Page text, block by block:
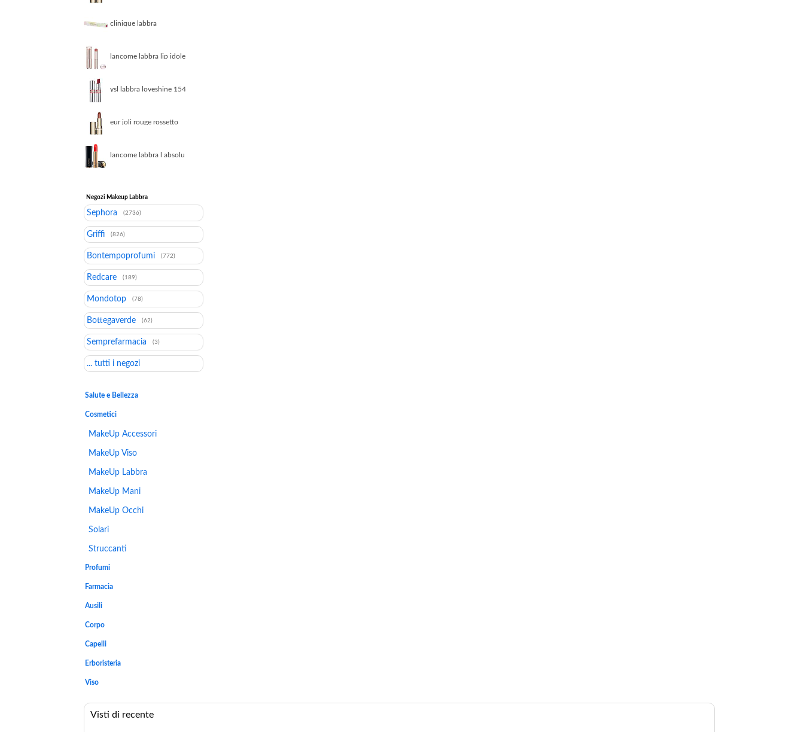
clinique labbra
lancome labbra lip idole
ysl labbra loveshine 154
eur joli rouge rossetto
lancome labbra l absolu
Negozi Makeup Labbra
Sephora (2736)
Griffi (826)
Bontempoprofumi (772)
Redcare (189)
Mondotop (78)
Bottegaverde (62)
Semprefarmacia (3)
... tutti i negozi
Salute e Bellezza
Cosmetici
MakeUp Accessori
MakeUp Viso
MakeUp Labbra
MakeUp Mani
MakeUp Occhi
Solari
Struccanti
Profumi
Farmacia
Ausili
Corpo
Capelli
Erboristeria
Viso
Visti di recente